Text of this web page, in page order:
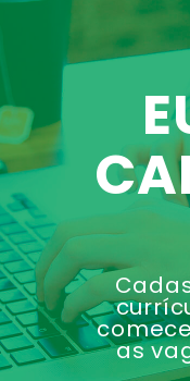
as